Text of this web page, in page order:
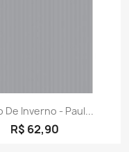
rápida
De Inverno - Paul...
R$ 62,90